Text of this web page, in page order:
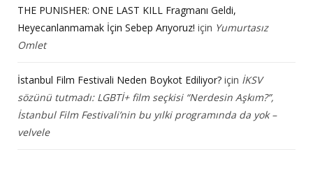
THE PUNISHER: ONE LAST KILL Fragmanı Geldi,
Heyecanlanmamak İçin Sebep Arıyoruz! için Yumurtasız
Omlet
İstanbul Film Festivali Neden Boykot Ediliyor? için İKSV
sözünü tutmadı: LGBTİ+ film seçkisi “Nerdesin Aşkım?”,
İstanbul Film Festivali’nin bu yılki programında da yok –
velvele